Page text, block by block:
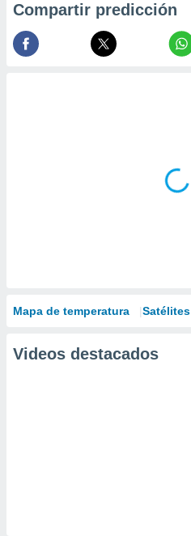
Compartir predicción
Mapa de temperatura Satélites
Videos destacados